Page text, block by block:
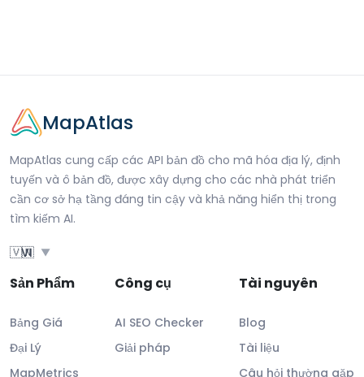
MapAtlas
MapAtlas cung cấp các API bản đồ cho mã hóa địa lý, định
tuyến và ô bản đồ, được xây dựng cho các nhà phát triển
cần cơ sở hạ tầng đáng tin cậy và khả năng hiển thị trong
tìm kiếm AI.
🇻🇳
VI ▼
Sản Phẩm
Bảng Giá
Đại Lý
MapMetrics
Công cụ
AI SEO Checker
Giải pháp
Tài nguyên
Blog
Tài liệu
Câu hỏi thường gặp